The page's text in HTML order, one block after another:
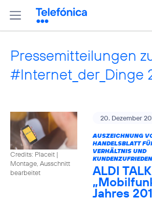
Pressemitteilungen
#Internet_der_Dinge
Credits: Placeit |
Montage, Ausschnitt
bearbeitet
20. Dezember
AUSZEICHNUNG
HANDELSBLATT
VERHÄLTNIS UND
ALDI
Jahres